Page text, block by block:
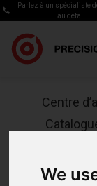
We
Parlez à un spécialiste
au détail
Centre
sur mobile